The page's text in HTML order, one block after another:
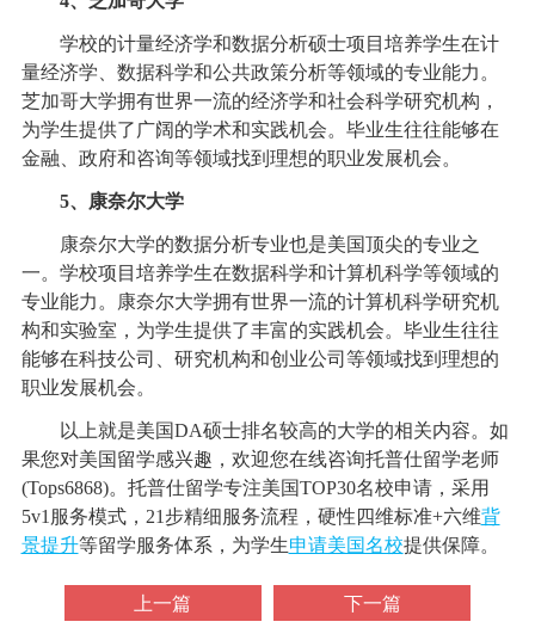
学校的计量经济学和数据分析硕士项目培养学生在计
量经济学、数据科学和公共政策分析等领域的专业能力。
芝加哥大学拥有世界一流的经济学和社会科学研究机构，
为学生提供了广阔的学术和实践机会。毕业生往往能够在
金融、政府和咨询等领域找到理想的职业发展机会。
5、康奈尔大学
康奈尔大学的数据分析专业也是美国顶尖的专业之
一。学校项目培养学生在数据科学和计算机科学等领域的
专业能力。康奈尔大学拥有世界一流的计算机科学研究机
构和实验室，为学生提供了丰富的实践机会。毕业生往往
能够在科技公司、研究机构和创业公司等领域找到理想的
职业发展机会。
以上就是美国DA硕士排名较高的大学的相关内容。如
果您对美国留学感兴趣，欢迎您在线咨询托普仕留学老师
(Tops6868)。托普仕留学专注美国TOP30名校申请，采用
5v1服务模式，21步精细服务流程，硬性四维标准+六维背
景提升等留学服务体系，为学生申请美国名校提供保障。
上一篇 下一篇